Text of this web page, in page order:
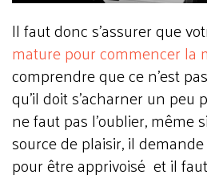
Il faut donc s’assurer que
mature pour commencer la
comprendre que ce n’est
qu’il doit s’acharner un peu
ne faut pas l’oublier, même
source de plaisir, il
pour être apprivoisé et il